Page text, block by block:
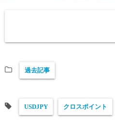
過去記事
USDJPY クロスポイント